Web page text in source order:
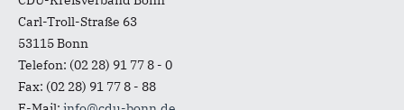
Carl-Troll-Straße 63
53115Bonn
Telefon: (02 28) 91 77 8 - 0
Fax: (02 28) 91 77 8 - 88